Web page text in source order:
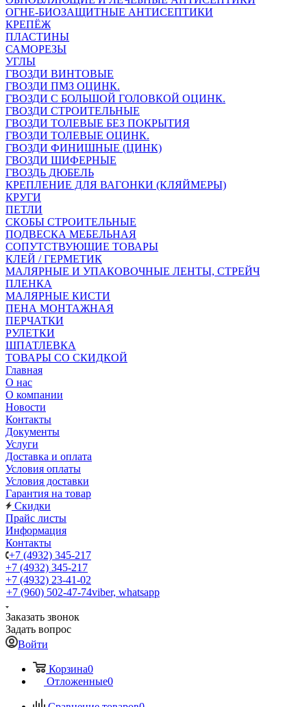
ОГНЕ-БИОЗАЩИТНЫЕ АНТИСЕПТИКИ
КРЕПЁЖ
ПЛАСТИНЫ
САМОРЕЗЫ
УГЛЫ
ГВОЗДИ ВИНТОВЫЕ
ГВОЗДИ ПМЗ ОЦИНК.
ГВОЗДИ С БОЛЬШОЙ ГОЛОВКОЙ ОЦИНК.
ГВОЗДИ СТРОИТЕЛЬНЫЕ
ГВОЗДИ ТОЛЕВЫЕ БЕЗ ПОКРЫТИЯ
ГВОЗДИ ТОЛЕВЫЕ ОЦИНК.
ГВОЗДИ ФИНИШНЫЕ (ЦИНК)
ГВОЗДИ ШИФЕРНЫЕ
ГВОЗДЬ ДЮБЕЛЬ
КРЕПЛЕНИЕ ДЛЯ ВАГОНКИ (КЛЯЙМЕРЫ)
КРУГИ
ПЕТЛИ
СКОБЫ СТРОИТЕЛЬНЫЕ
ПОДВЕСКА МЕБЕЛЬНАЯ
СОПУТСТВУЮЩИЕ ТОВАРЫ
КЛЕЙ / ГЕРМЕТИК
МАЛЯРНЫЕ И УПАКОВОЧНЫЕ ЛЕНТЫ, СТРЕЙЧ
ПЛЕНКА
МАЛЯРНЫЕ КИСТИ
ПЕНА МОНТАЖНАЯ
ПЕРЧАТКИ
РУЛЕТКИ
ШПАТЛЕВКА
ТОВАРЫ СО СКИДКОЙ
Главная
О нас
О компании
Новости
Контакты
Документы
Услуги
Доставка и оплата
Условия оплаты
Условия доставки
Гарантия на товар
Скидки
Прайс листы
Информация
Контакты
+7 (4932) 345-217
+7 (4932) 345-217
+7 (4932) 23-41-02
+7 (960) 502-47-74viber, whatsapp
Заказать звонок
Задать вопрос
Войти
Корзина0
Отложенные0